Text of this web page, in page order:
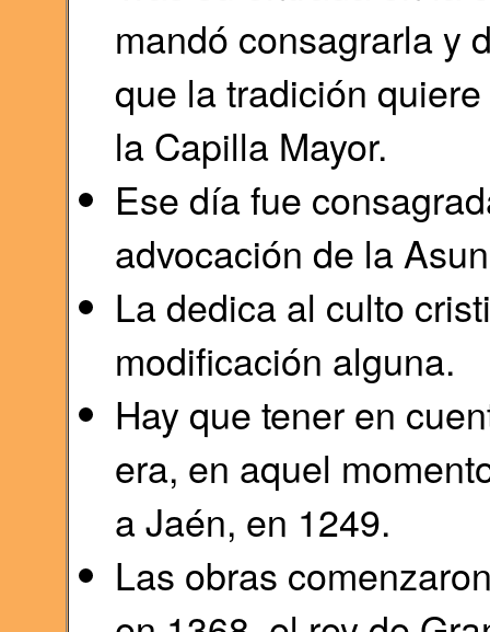
mandó consagrarla y
que la tradición
la Capilla Mayor.
Ese día fue
advocación de la
La dedica al culto
modificación alguna.
Hay que tener en
era, en aquel
a Jaén, en 1249.
Las obras